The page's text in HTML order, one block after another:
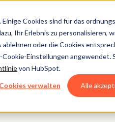
Cookies sind für das
Ihr Erlebnis zu personalisieren,
oder die Cookies
Einstellungen angewendet.
von HubSpot.
Cookies verwalten Alle
– zum Beispiel